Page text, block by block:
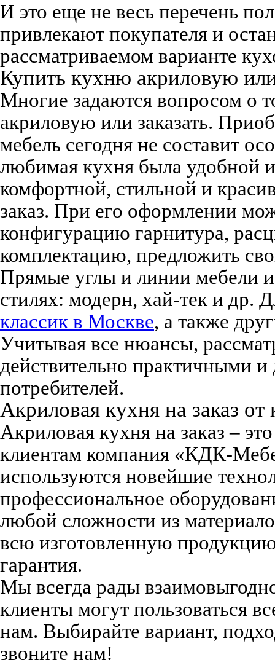
И это еще не весь перечень
привлекают покупателя и
рассматриваемом варианте
Купить кухню акриловую
Многие задаются вопросом о
акриловую или заказать.
мебель сегодня не составит
любимая кухня была удобной
комфортной, стильной и
заказ. При его оформлении
конфигурацию гарнитура,
комплектацию, предложить
Прямые углы и линии мебели
стилях: модерн, хай-тек и др.
классик в Москве, а также
Учитывая все нюансы,
действительно практичными
потребителей.
Акриловая кухня на заказ
Акриловая кухня на заказ –
клиентам компания «КДК-
используются новейшие
профессиональное
любой сложности из
всю изготовленную
гарантия.
Мы всегда рады
клиенты могут пользоваться
нам. Выбирайте вариант,
звоните нам!